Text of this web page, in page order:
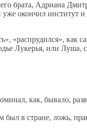
брата, Адриана
окончил институт и
«распрудился», как
Лукерья, или Луша,
как, бывало,
был в стране, ложь,